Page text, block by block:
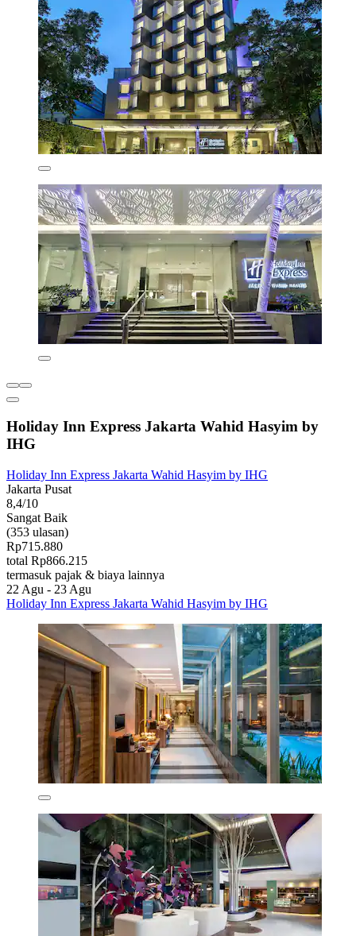
Holiday Inn Express Jakarta Wahid Hasyim by
IHG
Holiday Inn Express Jakarta Wahid Hasyim by IHG
Jakarta Pusat
8,4/10
Sangat Baik
(353 ulasan)
Rp715.880
total Rp866.215
termasuk pajak & biaya lainnya
22 Agu - 23 Agu
Holiday Inn Express Jakarta Wahid Hasyim by IHG